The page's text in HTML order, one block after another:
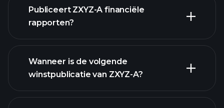
van aandelen
Publiceert ZXYZ-A financiële
rapporten?
ZXYZ-A financiële
gegevens
Wanneer is de volgende
winstpublicatie van ZXYZ-A?